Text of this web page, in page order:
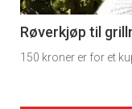
4
Røverkjøp til
150 kroner er for et